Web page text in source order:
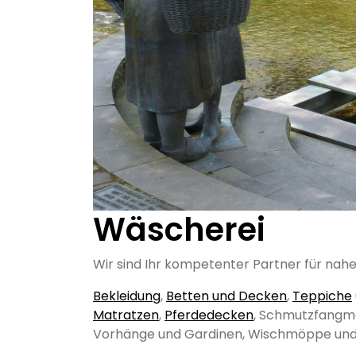
Wäscherei
Wir sind Ihr kompetenter Partner für
Bekleidung, Betten und Decken, Teppiche
Matratzen, Pferdedecken,
Vorhänge und Gardinen, Wischmöppe